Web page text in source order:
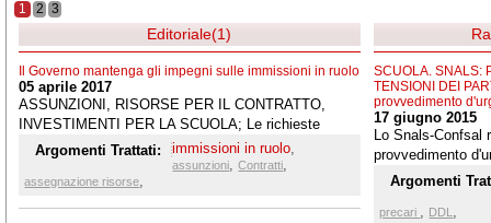
1 2 3
Editoriale(1)
Il Governo mantenga gli impegni sulle immissioni in ruolo
05 aprile 2017
ASSUNZIONI, RISORSE PER IL CONTRATTO,
INVESTIMENTI PER LA SCUOLA; Le richieste
Snals per il prossimo Documento di economia e
finanza
Argomenti Trattati: immissioni in ruolo,
assunzioni,Contratti,
assegnazione risorse,
SCUOLA. SNALS:
TENSIONI DEI
provvedimento
17 giugno 2015
Lo Snals-Confsal
provvedimento
stabilizzazione
promesse.
piano
Argomenti
precari , DDL ,